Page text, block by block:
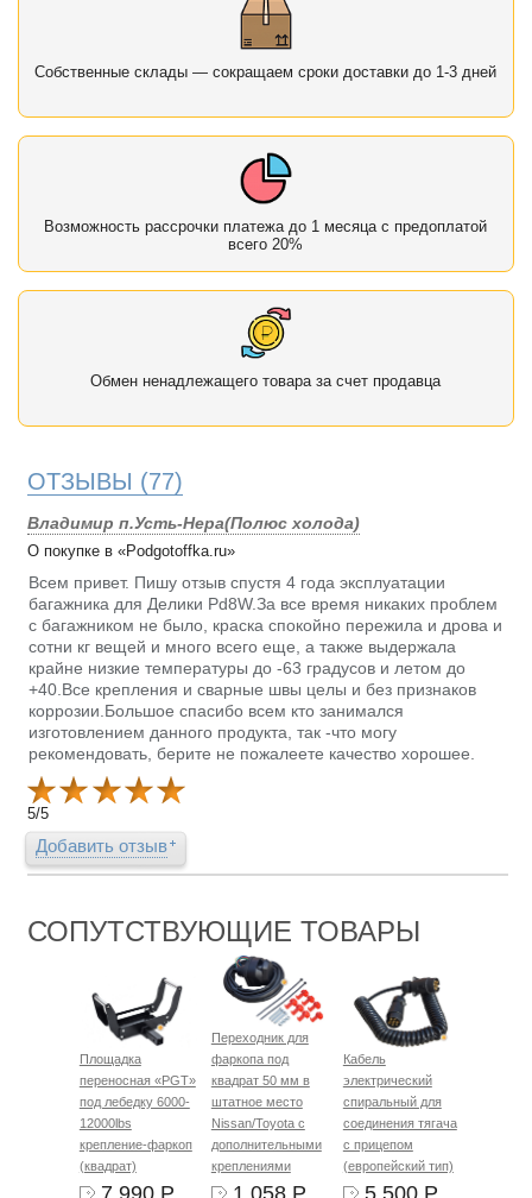
Собственные склады — сокращаем сроки доставки до 1-3 дней
Возможность рассрочки платежа до 1 месяца с предоплатой
всего 20%
Обмен ненадлежащего товара за счет продавца
ОТЗЫВЫ (77)
Владимир п.Усть-Нера(Полюс холода)
О покупке в «Podgotoffka.ru»
Всем привет. Пишу отзыв спустя 4 года эксплуатации
багажника для Делики Pd8W.За все время никаких проблем
с багажником не было, краска спокойно пережила и дрова и
сотни кг вещей и много всего еще, а также выдержала
крайне низкие температуры до -63 градусов и летом до
+40.Все крепления и сварные швы целы и без признаков
коррозии.Большое спасибо всем кто занимался
изготовлением данного продукта, так -что могу
рекомендовать, берите не пожалеете качество хорошее.
5/5
Добавить отзыв
СОПУТСТВУЮЩИЕ ТОВАРЫ
Площадка
переносная «PGT»
под лебедку 6000-
12000lbs
крепление-фаркоп
(квадрат)
Переходник для
фаркопа под
квадрат 50 мм в
штатное место
Nissan/Toyota с
дополнительными
креплениями
Кабель
электрический
спиральный для
соединения тягача
с прицепом
(европейский тип)